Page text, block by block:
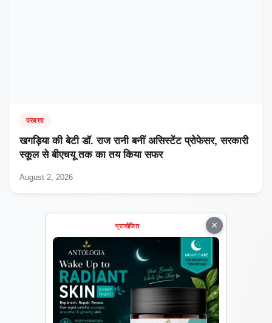
परबत्ता
खगड़िया की बेटी डॉ. राज रानी बनीं असिस्टेंट प्रोफेसर, सरकारी
स्कूल से बीएचयू तक का तय किया सफर
August 2, 2026
×
प्रायोजित